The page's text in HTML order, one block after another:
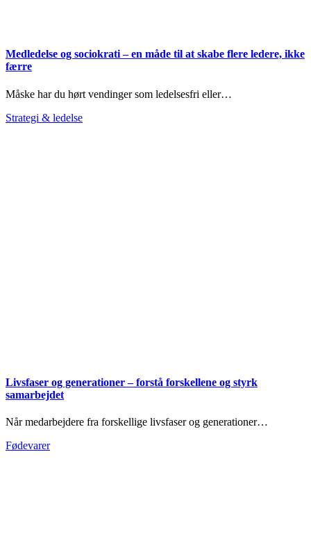
Medledelse og sociokrati – en måde til at skabe flere ledere, ikke
færre
Måske har du hørt vendinger som ledelsesfri eller…
Strategi & ledelse
Livsfaser og generationer – forstå forskellene og styrk
samarbejdet
Når medarbejdere fra forskellige livsfaser og generationer…
Fødevarer